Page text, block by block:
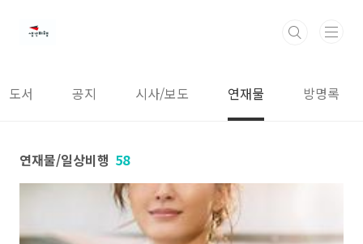
도서 공지 시사/보도 연재물 방명록
연재물/일상비행 58